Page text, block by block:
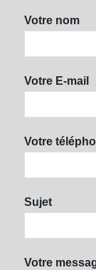
Votre nom
Votre E-mail
Votre
Sujet
Votre